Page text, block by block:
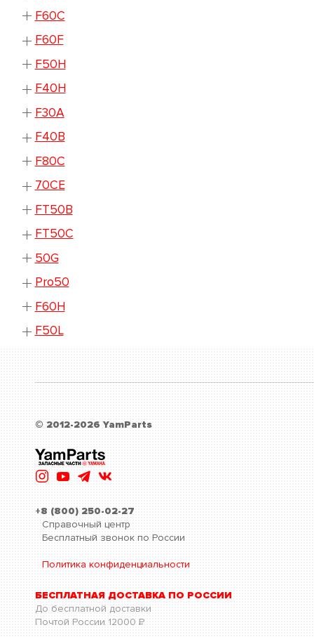
F60C
F60F
F50H
F40H
F30A
F40B
F80C
70CE
FT50B
FT50C
50G
Pro50
F60H
F50L
© 2012-2026 YamParts
+8 (800) 250-02-27
Справочный центр
Бесплатный звонок по России
Политика конфиденциальности
БЕСПЛАТНАЯ ДОСТАВКА ПО РОССИИ
До бесплатной доставки
Почтой России 12000 Р